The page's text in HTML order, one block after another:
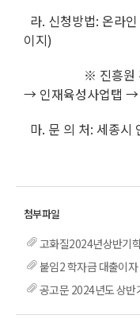
라. 신청방법: 온라
이지)
※ 진흥원 홈
→ 인재육성사업탭 →
마. 문 의 처: 세종
고화질2024년상반기
붙임2 학자금 대출이
공고문 2024년도 상반